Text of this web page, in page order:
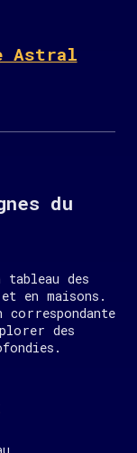
Astral
du
des
en maisons.
des